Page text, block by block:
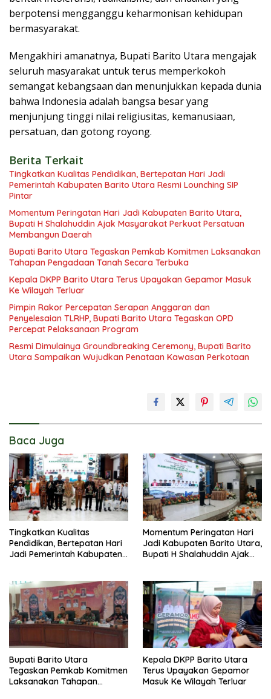
berpotensi mengganggu keharmonisan kehidupan
bermasyarakat.
Mengakhiri amanatnya, Bupati Barito Utara mengajak
seluruh masyarakat untuk terus memperkokoh
semangat kebangsaan dan menunjukkan kepada dunia
bahwa Indonesia adalah bangsa besar yang
menjunjung tinggi nilai religiusitas, kemanusiaan,
persatuan, dan gotong royong.
Berita Terkait
Tingkatkan Kualitas Pendidikan, Bertepatan Hari Jadi
Pemerintah Kabupaten Barito Utara Resmi Lounching SIP
Pintar
Momentum Peringatan Hari Jadi Kabupaten Barito Utara,
Bupati H Shalahuddin Ajak Masyarakat Perkuat Persatuan
Membangun Daerah
Bupati Barito Utara Tegaskan Pemkab Komitmen Laksanakan
Tahapan Pengadaan Tanah Secara Terbuka
Kepala DKPP Barito Utara Terus Upayakan Gepamor Masuk
Ke Wilayah Terluar
Pimpin Rakor Percepatan Serapan Anggaran dan
Penyelesaian TLRHP, Bupati Barito Utara Tegaskan OPD
Percepat Pelaksanaan Program
Resmi Dimulainya Groundbreaking Ceremony, Bupati Barito
Utara Sampaikan Wujudkan Penataan Kawasan Perkotaan
Baca Juga
Tingkatkan Kualitas
Pendidikan, Bertepatan Hari
Jadi Pemerintah Kabupaten
Momentum Peringatan Hari
Jadi Kabupaten Barito Utara,
Bupati H Shalahuddin Ajak
Daerah
Bupati Barito Utara
Tegaskan Pemkab Komitmen
Laksanakan Tahapan
Kepala DKPP Barito Utara
Terus Upayakan Gepamor
Masuk Ke Wilayah Terluar